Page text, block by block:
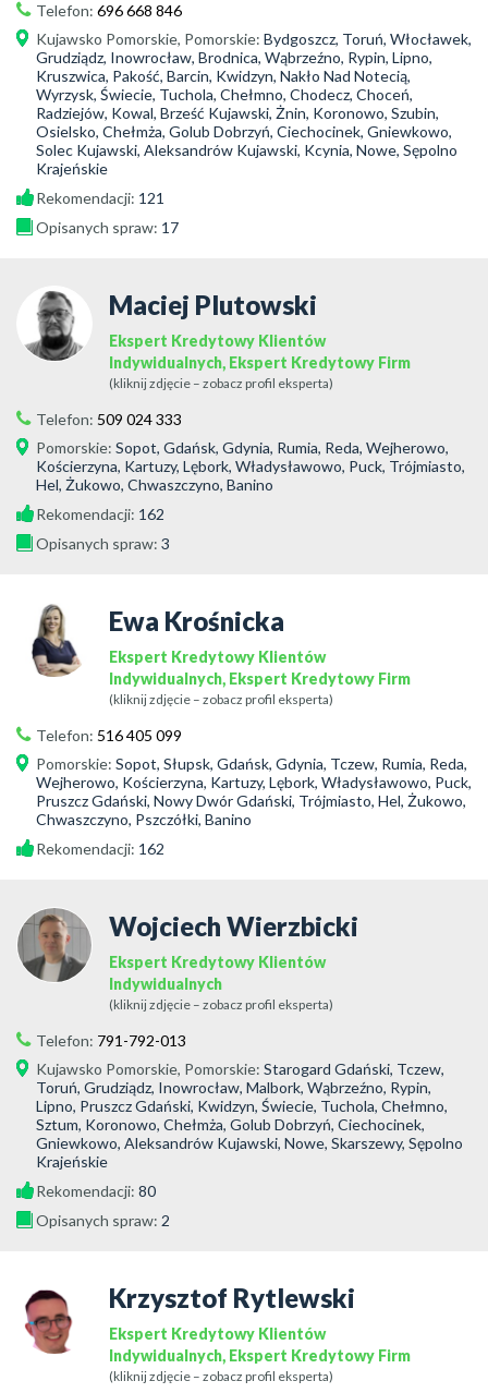
Telefon: 696 668 846
Kujawsko Pomorskie, Pomorskie: Bydgoszcz, Toruń, Włocławek,
Grudziądz, Inowrocław, Brodnica, Wąbrzeźno, Rypin, Lipno,
Kruszwica, Pakość, Barcin, Kwidzyn, Nakło Nad Notecią,
Wyrzysk, Świecie, Tuchola, Chełmno, Chodecz, Choceń,
Radziejów, Kowal, Brześć Kujawski, Żnin, Koronowo, Szubin,
Osielsko, Chełmża, Golub Dobrzyń, Ciechocinek, Gniewkowo,
Solec Kujawski, Aleksandrów Kujawski, Kcynia, Nowe, Sępolno
Krajeńskie
Rekomendacji: 121
Opisanych spraw: 17
Maciej Plutowski
Ekspert Kredytowy Klientów
Indywidualnych, Ekspert Kredytowy Firm
(kliknij zdjęcie – zobacz profil eksperta)
Telefon: 509 024 333
Pomorskie: Sopot, Gdańsk, Gdynia, Rumia, Reda, Wejherowo,
Kościerzyna, Kartuzy, Lębork, Władysławowo, Puck, Trójmiasto,
Hel, Żukowo, Chwaszczyno, Banino
Rekomendacji: 162
Opisanych spraw: 3
Ewa Krośnicka
Ekspert Kredytowy Klientów
Indywidualnych, Ekspert Kredytowy Firm
(kliknij zdjęcie – zobacz profil eksperta)
Telefon: 516 405 099
Pomorskie: Sopot, Słupsk, Gdańsk, Gdynia, Tczew, Rumia, Reda,
Wejherowo, Kościerzyna, Kartuzy, Lębork, Władysławowo, Puck,
Pruszcz Gdański, Nowy Dwór Gdański, Trójmiasto, Hel, Żukowo,
Chwaszczyno, Pszczółki, Banino
Rekomendacji: 162
Wojciech Wierzbicki
Ekspert Kredytowy Klientów
Indywidualnych
(kliknij zdjęcie – zobacz profil eksperta)
Telefon: 791-792-013
Kujawsko Pomorskie, Pomorskie: Starogard Gdański, Tczew,
Toruń, Grudziądz, Inowrocław, Malbork, Wąbrzeźno, Rypin,
Lipno, Pruszcz Gdański, Kwidzyn, Świecie, Tuchola, Chełmno,
Sztum, Koronowo, Chełmża, Golub Dobrzyń, Ciechocinek,
Gniewkowo, Aleksandrów Kujawski, Nowe, Skarszewy, Sępolno
Krajeńskie
Rekomendacji: 80
Opisanych spraw: 2
Krzysztof Rytlewski
Ekspert Kredytowy Klientów
Indywidualnych, Ekspert Kredytowy Firm
(kliknij zdjęcie – zobacz profil eksperta)